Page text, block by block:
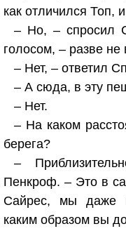
как отличился Топ,
– Но, – спросил
голосом, – разве
– Нет, – ответил
– А сюда, в эту
– Нет.
– На каком
берега?
–
Пенкроф. – Это в
Сайрес, мы даже
каким образом вы